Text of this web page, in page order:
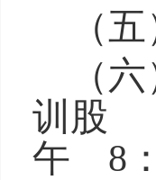
（
（六
训股
午 8：